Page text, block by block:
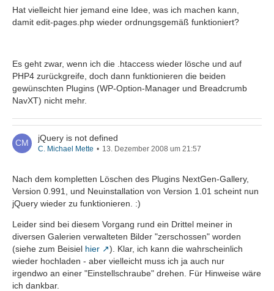
Hat vielleicht hier jemand eine Idee, was ich machen kann,
damit edit-pages.php wieder ordnungsgemäß funktioniert?
Es geht zwar, wenn ich die .htaccess wieder lösche und auf
PHP4 zurückgreife, doch dann funktionieren die beiden
gewünschten Plugins (WP-Option-Manager und Breadcrumb
NavXT) nicht mehr.
jQuery is not defined
C. Michael Mette 13. Dezember 2008 um 21:57
Nach dem kompletten Löschen des Plugins NextGen-Gallery,
Version 0.991, und Neuinstallation von Version 1.01 scheint nun
jQuery wieder zu funktionieren. :)
Leider sind bei diesem Vorgang rund ein Drittel meiner in
diversen Galerien verwalteten Bilder "zerschossen" worden
(siehe zum Beisiel hier
). Klar, ich kann die wahrscheinlich
wieder hochladen - aber vielleicht muss ich ja auch nur
irgendwo an einer "Einstellschraube" drehen. Für Hinweise wäre
ich dankbar.